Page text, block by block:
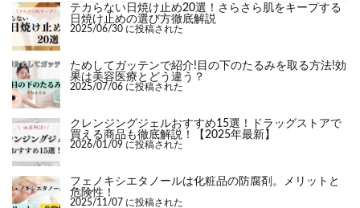
テカらない日焼け止め20選！さらさら肌をキープする
日焼け止めの選び方徹底解説
2025/06/30 に投稿された
ためしてガッテンで紹介!目の下のたるみを取る方法!効
果は美容医療とどう違う？
2025/07/06 に投稿された
クレンジングジェルおすすめ15選！ドラッグストアで
買える商品も徹底解説！【2025年最新】
2026/01/09 に投稿された
フェノキシエタノールは化粧品の防腐剤。メリットと
危険性！
2025/11/07 に投稿された